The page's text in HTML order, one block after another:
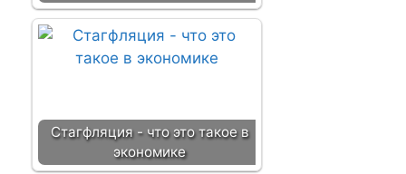
Стагфляция - что это такое в
экономике